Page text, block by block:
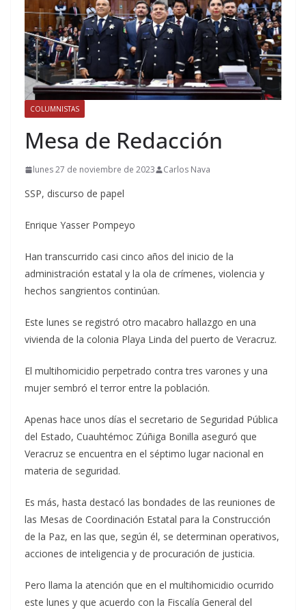
COLUMNISTAS
Mesa de Redacción
lunes 27 de noviembre de 2023 Carlos Nava
SSP, discurso de papel
Enrique Yasser Pompeyo
Han transcurrido casi cinco años del inicio de la
administración estatal y la ola de crímenes, violencia y
hechos sangrientos continúan.
Este lunes se registró otro macabro hallazgo en una
vivienda de la colonia Playa Linda del puerto de Veracruz.
El multihomicidio perpetrado contra tres varones y una
mujer sembró el terror entre la población.
Apenas hace unos días el secretario de Seguridad Pública
del Estado, Cuauhtémoc Zúñiga Bonilla aseguró que
Veracruz se encuentra en el séptimo lugar nacional en
materia de seguridad.
Es más, hasta destacó las bondades de las reuniones de
las Mesas de Coordinación Estatal para la Construcción
de la Paz, en las que, según él, se determinan operativos,
acciones de inteligencia y de procuración de justicia.
Pero llama la atención que en el multihomicidio ocurrido
este lunes y que acuerdo con la Fiscalía General del